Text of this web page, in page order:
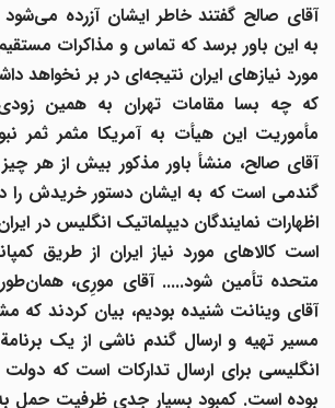
آقای صالح گفتند خاطر ایشان آزرده میشود
به این باور برسد که تماس و مذاکرات مستقیم
مورد نیازهای ایران نتیجهای در بر نخواهد
که چه بسا مقامات تهران به همین زودی
مأموریت این هیأت به آمریکا مثمر ثمر
آقای صالح، منشأ باور مذکور بیش از هر چیز
گندمی است که به ایشان دستور خریدش را
اظهارات نمایندگان دیپلماتیک انگلیس در ایران
است کالاهای مورد نیاز ایران از طریق
متحده تأمین شود..... آقای مورِی، همانطور
آقای وینانت شنیده بودیم، بیان کردند که
مسیر تهیه و ارسال گندم ناشی از یک برنامة
انگلیسی برای ارسال تدارکات است که دولت
بوده است. کمبود بسیار جدی ظرفیت حمل به